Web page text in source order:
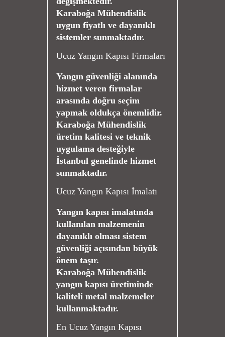
Karaboğa Mühendislik
uygun fiyatlı ve dayanıklı
sistemler sunmaktadır.
Ucuz Yangın Kapısı Firmaları
Yangın güvenliği alanında
hizmet veren firmalar
arasında doğru seçim
yapmak oldukça önemlidir.
Karaboğa Mühendislik
üretim kalitesi ve teknik
uygulama desteğiyle
İstanbul genelinde hizmet
sunmaktadır.
Ucuz Yangın Kapısı İmalatı
Yangın kapısı imalatında
kullanılan malzemenin
dayanıklı olması sistem
güvenliği açısından büyük
önem taşır.
Karaboğa Mühendislik
yangın kapısı üretiminde
kaliteli metal malzemeler
kullanmaktadır.
En Ucuz Yangın Kapısı